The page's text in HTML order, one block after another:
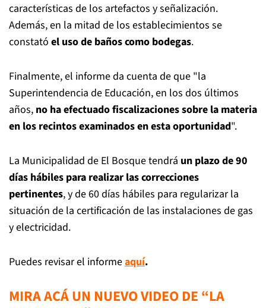
características de los artefactos y señalización.
Además, en la mitad de los establecimientos se
constató el uso de baños como bodegas.
Finalmente, el informe da cuenta de que "la
Superintendencia de Educación, en los dos últimos
años, no ha efectuado fiscalizaciones sobre la materia
en los recintos examinados en esta oportunidad".
La Municipalidad de El Bosque tendrá un plazo de 90
días hábiles para realizar las correcciones
pertinentes, y de 60 días hábiles para regularizar la
situación de la certificación de las instalaciones de gas
y electricidad.
Puedes revisar el informeaquí.
MIRA ACÁ UN NUEVO VIDEO DE “LA